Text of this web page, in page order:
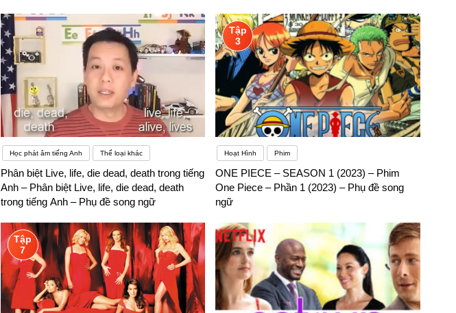
Học phát âm tiếng Anh Thể loại khác
Phân biệt Live, life, die dead, death trong tiếng
Anh – Phân biệt Live, life, die dead, death
trong tiếng Anh – Phụ đề song ngữ
Tập
3
Hoạt Hình Phim
ONE PIECE – SEASON 1 (2023) – Phim
One Piece – Phần 1 (2023) – Phụ đề song
ngữ
Tập
7